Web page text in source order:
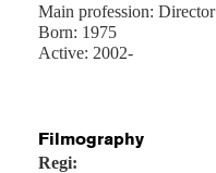
Main profession: Director
Born: 1975
Active: 2002-
Filmography
Regi: